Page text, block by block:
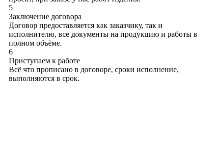
5
Заключение договора
Договор предоставляется как заказчику, так и
исполнителю, все документы на продукцию и работы в
полном объёме.
6
Приступаем к работе
Всё что прописано в договоре, сроки исполнение,
выполняются в срок.